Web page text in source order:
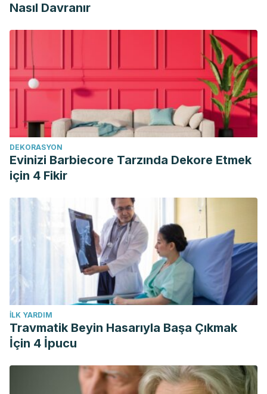
Nasıl Davranır
DEKORASYON
Evinizi Barbiecore Tarzında Dekore Etmek
için 4 Fikir
İLK YARDIM
Travmatik Beyin Hasarıyla Başa Çıkmak
İçin 4 İpucu